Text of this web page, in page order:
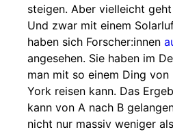
steigen. Aber vielleicht
Und zwar mit einem
haben sich Forscher:innen
angesehen. Sie haben im
man mit so einem Ding
York reisen kann. Das
kann von A nach B
nicht nur massiv weniger